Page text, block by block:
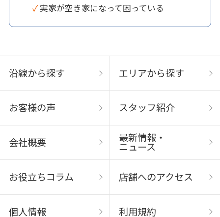
✓ 実家が空き家になって困っている
沿線から探す エリアから探す
お客様の声 スタッフ紹介
会社概要 最新情報・
ニュース
お役立ちコラム 店舗へのアクセス
個人情報 利用規約